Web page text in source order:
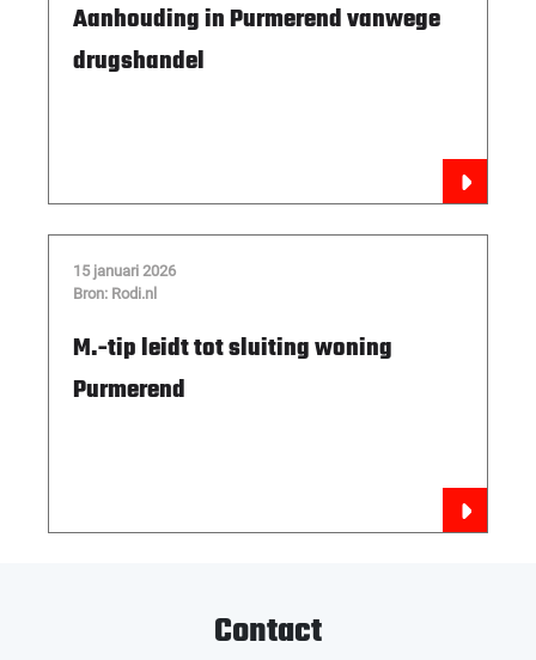
Aanhouding in Purmerend vanwege
drugshandel
15 januari 2026
Bron: Rodi.nl
M.-tip leidt tot sluiting woning
Purmerend
Contact